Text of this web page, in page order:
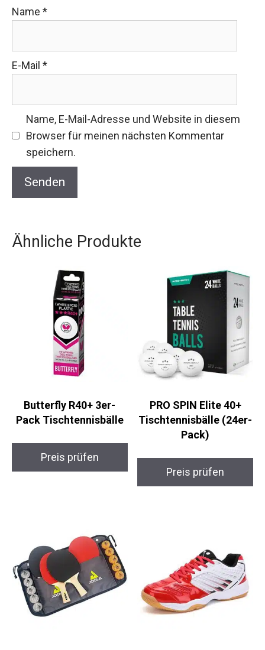
Name *
E-Mail *
Name, E-Mail-Adresse und Website in diesem
Browser für meinen nächsten Kommentar
speichern.
Ähnliche Produkte
Butterfly R40+ 3er-
Pack Tischtennisbälle
Preis prüfen
PRO SPIN Elite 40+
Tischtennisbälle (24er-
Pack)
Preis prüfen